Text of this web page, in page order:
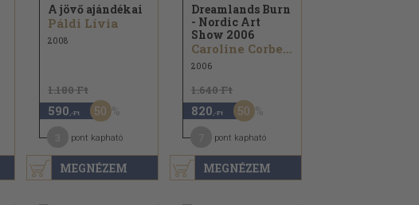
MEGNÉZEM
A jövő ajándékai
Páldi Lívia
2008
1.180 Ft
590 ,-Ft 50
pont kapható
MEGNÉZEM
Dreamlands Burn
- Nordic Art
Show 2006
Caroline Corbetta...
2006
1.640 Ft
820 ,-Ft 50
pont kapható